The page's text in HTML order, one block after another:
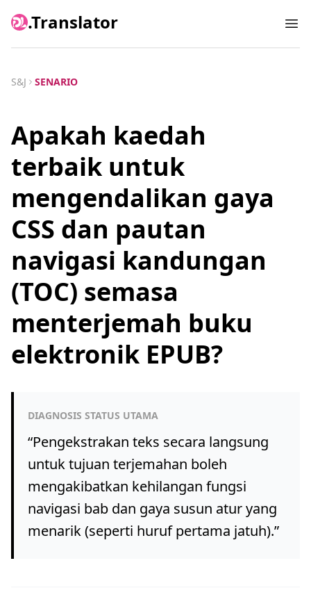
.Translator
S&J SENARIO
Apakah kaedah
terbaik untuk
mengendalikan gaya
CSS dan pautan
navigasi kandungan
(TOC) semasa
menterjemah buku
elektronik EPUB?
DIAGNOSIS STATUS UTAMA
“Pengekstrakan teks secara langsung
untuk tujuan terjemahan boleh
mengakibatkan kehilangan fungsi
navigasi bab dan gaya susun atur yang
menarik (seperti huruf pertama jatuh).”